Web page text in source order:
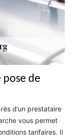
pose de
d’un prestataire
vous permet
tarifaires. Il